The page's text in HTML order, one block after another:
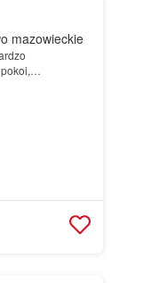
mazowieckie
oraz prz…